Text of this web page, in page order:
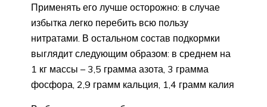
Применять его лучше осторожно: в случае
избытка легко перебить всю пользу
нитратами. В остальном состав подкормки
выглядит следующим образом: в среднем на
1 кг массы – 3,5 грамма азота, 3 грамма
фосфора, 2,9 грамм кальция, 1,4 грамм калия